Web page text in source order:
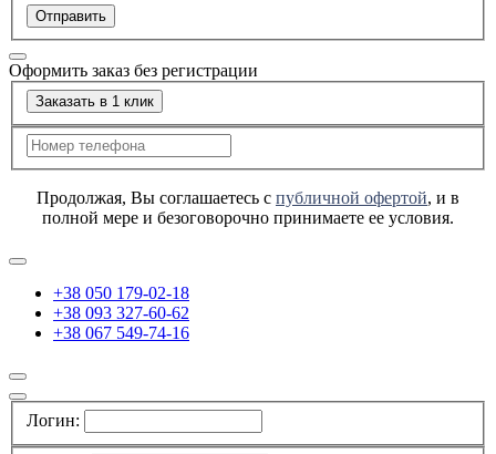
Отправить
Оформить заказ без регистрации
Заказать в 1 клик
Продолжая, Вы соглашаетесь с публичной офертой, и в
полной мере и безоговорочно принимаете ее условия.
+38 050 179-02-18
+38 093 327-60-62
+38 067 549-74-16
Логин: